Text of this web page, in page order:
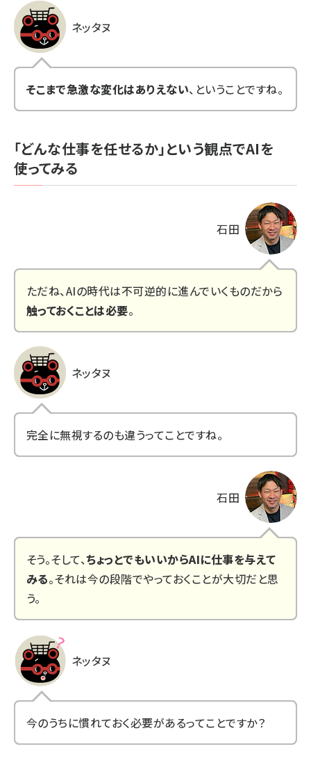
ネッタヌ
そこまで急激な変化はありえない、ということですね。
「どんな仕事を任せるか」という観点でAIを
使ってみる
石田
ただね、AIの時代は不可逆的に進んでいくものだから
触っておくことは必要。
ネッタヌ
完全に無視するのも違うってことですね。
石田
そう。そして、ちょっとでもいいからAIに仕事を与えて
みる。それは今の段階でやっておくことが大切だと思
う。
ネッタヌ
今のうちに慣れておく必要があるってことですか？